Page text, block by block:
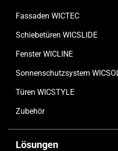
Fassaden WICTEC
Schiebetüren WICSLIDE
Fenster WICLINE
Türen WICSTYLE
Zubehör
Lösungen